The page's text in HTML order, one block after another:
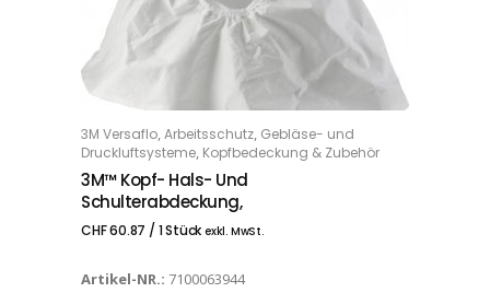
IN DEN WARENKORB
3M Versaflo,Arbeitsschutz, Gebläse- und
Druckluftsysteme, Kopfbedeckung & Zubehör
3M™ Kopf- Hals- Und
Schulterabdeckung,
CHF60.87 / 1 Stückexkl. MwSt.
Artikel-NR.: 7100063944